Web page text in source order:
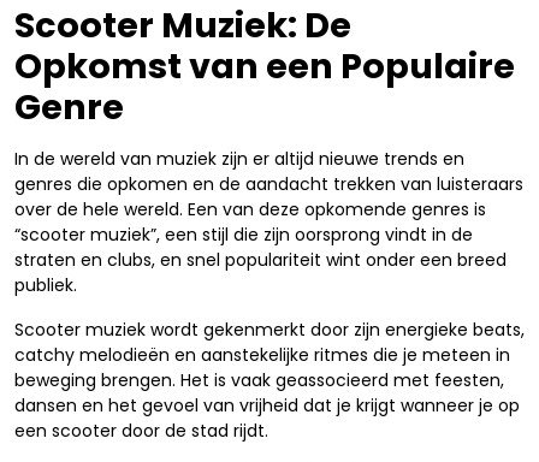
Scooter Muziek: De
Opkomst van een Populaire
Genre
In de wereld van muziek zijn er altijd nieuwe trends en
genres die opkomen en de aandacht trekken van luisteraars
over de hele wereld. Een van deze opkomende genres is
“scooter muziek”, een stijl die zijn oorsprong vindt in de
straten en clubs, en snel populariteit wint onder een breed
publiek.
Scooter muziek wordt gekenmerkt door zijn energieke beats,
catchy melodieën en aanstekelijke ritmes die je meteen in
beweging brengen. Het is vaak geassocieerd met feesten,
dansen en het gevoel van vrijheid dat je krijgt wanneer je op
een scooter door de stad rijdt.